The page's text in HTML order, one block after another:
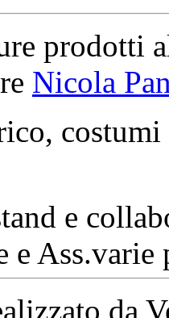
prodotti
Nicola
e
e Ass.varie
da